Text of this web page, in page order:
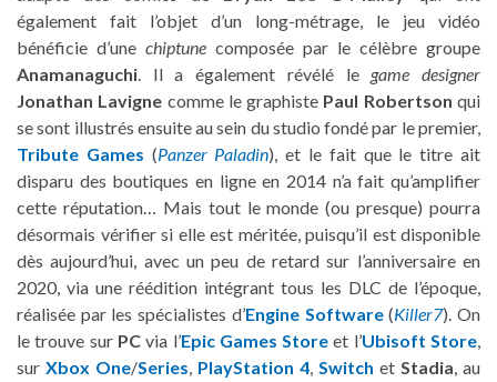
également fait l’objet d’un long-métrage, le jeu vidéo
bénéficie d’une chiptune composée par le célèbre groupe
Anamanaguchi. Il a également révélé le game designer
Jonathan Lavigne comme le graphiste Paul Robertson qui
se sont illustrés ensuite au sein du studio fondé par le premier,
Tribute Games (Panzer Paladin), et le fait que le titre ait
disparu des boutiques en ligne en 2014 n’a fait qu’amplifier
cette réputation… Mais tout le monde (ou presque) pourra
désormais vérifier si elle est méritée, puisqu’il est disponible
dès aujourd’hui, avec un peu de retard sur l’anniversaire en
2020, via une réédition intégrant tous les DLC de l’époque,
réalisée par les spécialistes d’Engine Software(Killer7). On
le trouve sur PCvia l’Epic Games Store et l’Ubisoft Store,
sur Xbox One/Series, PlayStation 4, Switch et Stadia, au